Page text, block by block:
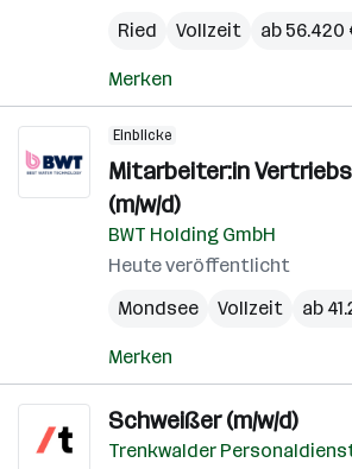
Ried
Vollzeit ab 56.420
Merken
Einblicke
Mitarbeiter:in
(m/w/d)
BWT Holding GmbH
Heute veröffentlicht
Mondsee
Vollzeit ab
Merken
Schweißer (m/w/d)
Trenkwalder